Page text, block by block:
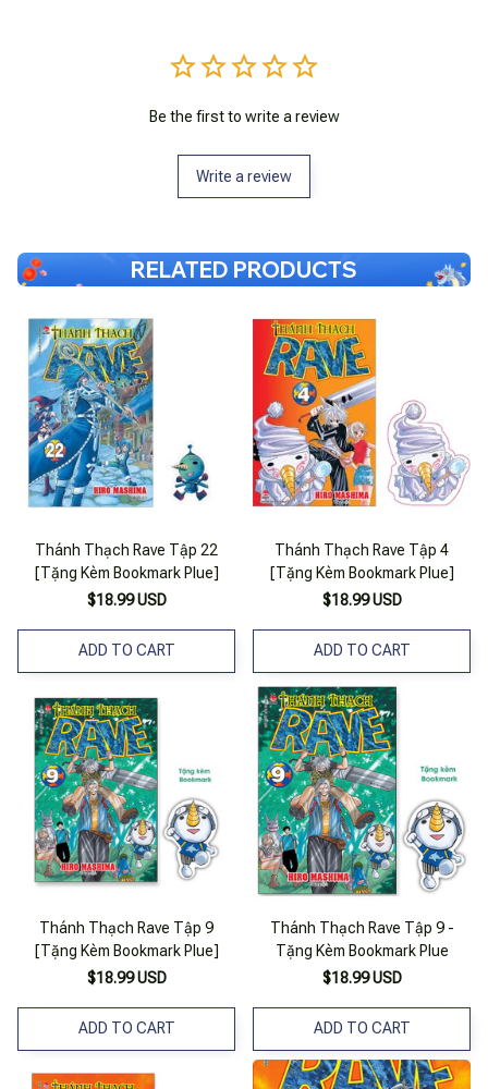
Be the first to write a review
Write a review
RELATED PRODUCTS
Thánh Thạch Rave Tập 22
[Tặng Kèm Bookmark Plue]
$18.99 USD
ADD TO CART
Thánh Thạch Rave Tập 4
[Tặng Kèm Bookmark Plue]
$18.99 USD
ADD TO CART
Thánh Thạch Rave Tập 9
[Tặng Kèm Bookmark Plue]
$18.99 USD
ADD TO CART
Thánh Thạch Rave Tập 9 -
Tặng Kèm Bookmark Plue
$18.99 USD
ADD TO CART